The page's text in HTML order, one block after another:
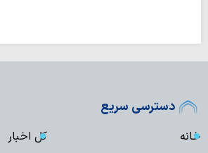
دسترسی سریع
خانه
کل اخبار